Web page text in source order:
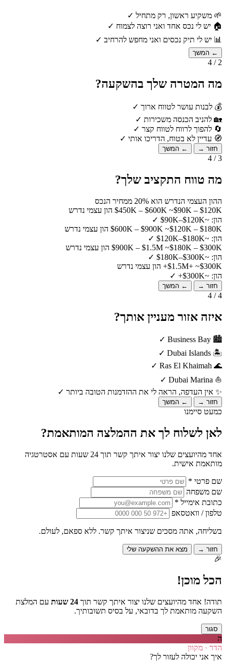
🌱 משקיע ראשון, רק מתחיל ✓
🏠 יש לי נכס אחד ואני רוצה לצמוח ✓
📊 יש לי תיק נכסים ואני מחפש להרחיב ✓
← המשך
2 / 4
מה המטרה שלך בהשקעה?
💰 לבנות עושר לטווח ארוך ✓
🏡 להניב הכנסה משכירות ✓
🔄 להפוך לרווח לטווח קצר ✓
🧭 עדיין לא בטוח, הדריכו אותי ✓
חזור → ← המשך
3 / 4
מה טווח התקציב שלך?
ההון העצמי הנדרש הוא 20% ממחיר הנכס
$450K – $600K ~$90K – $120K הון עצמי נדרש
הון: ~$90K–$120K
✓
$600K – $900K ~$120K – $180K הון עצמי נדרש
הון: ~$120K–$180K
✓
$900K – $1.5M ~$180K – $300K הון עצמי נדרש
הון: ~$180K–$300K
✓
$1.5M+ ~$300K+ הון עצמי נדרש
הון: ~$300K+
✓
חזור → ← המשך
4 / 4
איזה אזור מעניין אותך?
🏙️
Business Bay
✓
🏝️
Dubai Islands
✓
🌊
Ras El Khaimah
✓
⛵
Dubai Marina
✓
✨ אין העדפה, הראה לי את ההזדמנות הטובה ביותר ✓
חזור → ← המשך
כמעט סיימנו
לאן לשלוח לך את ההמלצה המותאמת?
אחד מהיועצים שלנו יצור איתך קשר תוך 24 שעות עם אסטרטגיה
מותאמת אישית.
שם פרטי *
שם משפחה
כתובת אימייל *
טלפון / וואטסאפ
בשליחה, אתה מסכים שניצור איתך קשר. ללא ספאם, לעולם.
חזור → מצא את ההשקעה שלי
🎉
הכל מוכן!
תודה! אחד מהיועצים שלנו יצור איתך קשר תוך 24 שעות
עם המלצת
השקעה מותאמת לך בדובאי, על בסיס תשובותיך.
סגור
ה
הדר · מקוון
איך אני יכולה לעזור לך?